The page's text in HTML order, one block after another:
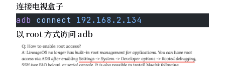
连接电视盒子
adb connect 192.168.2.134
以 root 方式访问 adb